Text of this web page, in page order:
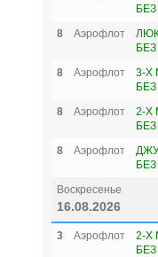
8
Аэрофлот
8
Аэрофлот
3-Х
8
Аэрофлот
2-Х
8
Аэрофлот
Воскресенье
16.08.2026
3 Аэрофлот
2-Х